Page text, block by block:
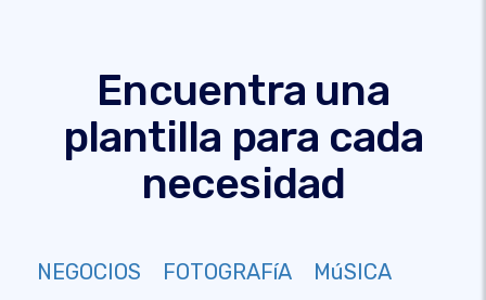
Encuentra una
plantilla para cada
necesidad
NEGOCIOS FOTOGRAFíA
MúSICA